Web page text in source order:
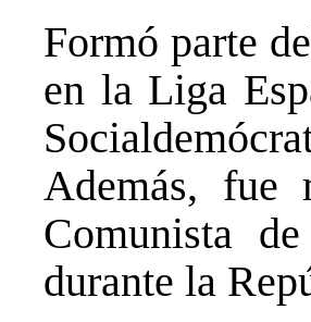
Formó parte
en la Liga
Además, fue
Comunista
durante la